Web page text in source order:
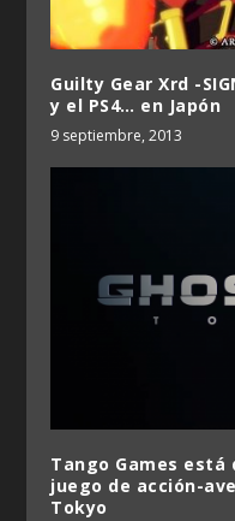
Guilty Gear Xrd -
y el PS4… en Japón
9 septiembre, 2013
Tango Games está
juego de acción-
Tokyo